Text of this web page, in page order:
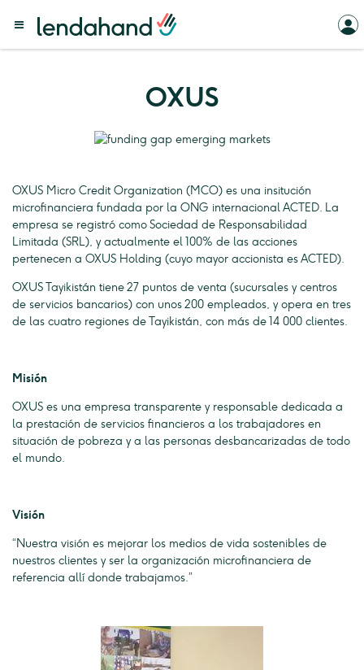
OXUS
OXUS Micro Credit Organization (MCO) es una insitución
microfinanciera fundada por la ONG internacional ACTED. La
empresa se registró como Sociedad de Responsabilidad
Limitada (SRL), y actualmente el 100% de las acciones
pertenecen a OXUS Holding (cuyo mayor accionista es ACTED).
OXUS Tayikistán tiene 27 puntos de venta (sucursales y centros
de servicios bancarios) con unos 200 empleados, y opera en tres
de las cuatro regiones de Tayikistán, con más de 14 000 clientes.
Misión
OXUS es una empresa transparente y responsable dedicada a
la prestación de servicios financieros a los trabajadores en
situación de pobreza y a las personas desbancarizadas de todo
el mundo.
Visión
“Nuestra visión es mejorar los medios de vida sostenibles de
nuestros clientes y ser la organización microfinanciera de
referencia allí donde trabajamos.”